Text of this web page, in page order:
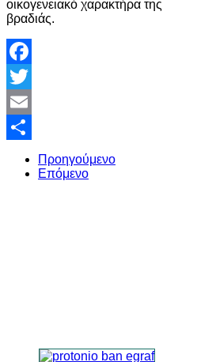
οικογενειακό χαρακτήρα της
βραδιάς.
Facebook
Twitter
Email
Share
Προηγούμενο
Επόμενο